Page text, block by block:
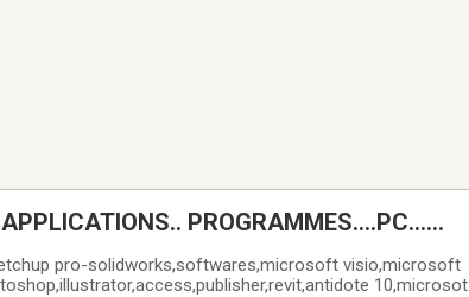
PROGRAMMES....PC...
pro-solidworks,softwares,microsoft visio,microsoft
10,microsot